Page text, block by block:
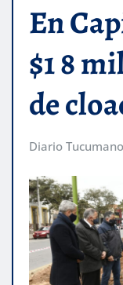
En
$1 8
de
Diario Tucumano